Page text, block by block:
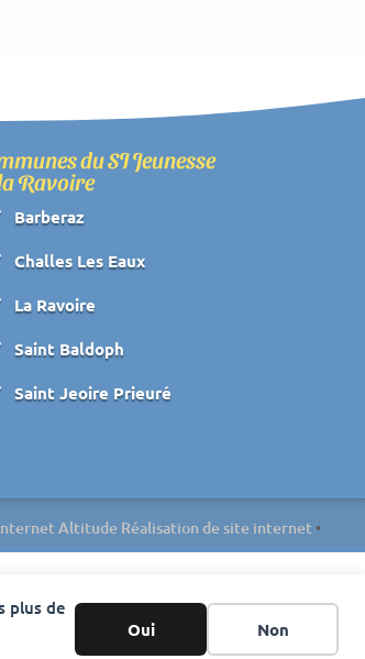
plus de
Oui Non
du SI Jeunesse
Ravoire
Barberaz
Challes Les Eaux
La Ravoire
Saint Baldoph
Saint Jeoire Prieuré
•